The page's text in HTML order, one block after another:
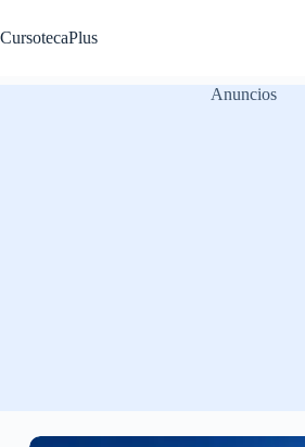
al
contenido
CursotecaPlus
Anuncios